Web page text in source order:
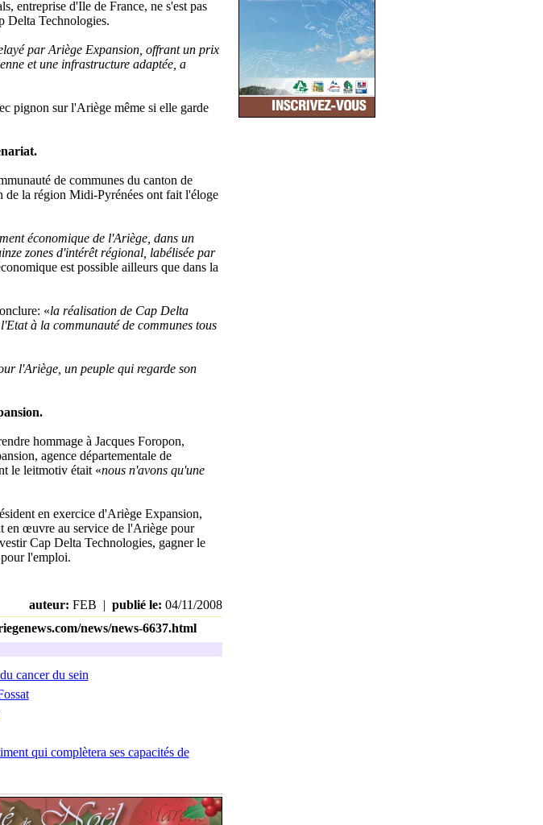
entreprise d'Ile de France, ne s'est pas
Delta Technologies.
par Ariège Expansion, offrant un prix
et une infrastructure adaptée, a
pignon sur l'Ariège même si elle garde
de communes du canton de
la région Midi-Pyrénées ont fait l'éloge
économique de l'Ariège, dans un
zones d'intérêt régional, labélisée par
est possible ailleurs que dans la
«la réalisation de Cap Delta
à la communauté de communes tous
l'Ariège, un peuple qui regarde son
hommage à Jacques Foropon,
agence départementale de
le leitmotiv était «nous n'avons qu'une
en exercice d'Ariège Expansion,
en œuvre au service de l'Ariège pour
Cap Delta Technologies, gagner le
l'emploi.
auteur: FEB | publié le: 04/11/2008
news/news-6637.html
cancer du sein
qui complètera ses capacités de